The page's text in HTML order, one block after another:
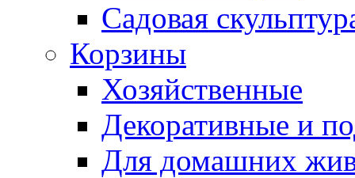
Садовая
Корзины
Хозяйственные
Декоративные и
Для домашних